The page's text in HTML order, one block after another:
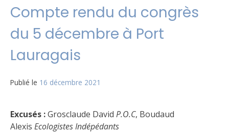
Compte rendu du congrès
du 5 décembre à Port
Lauragais
Publié le 16 décembre 2021
Excusés :Grosclaude David P.O.C, Boudaud
Alexis Ecologistes Indépédants